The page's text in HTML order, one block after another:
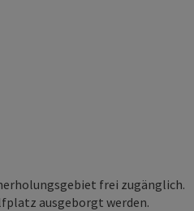
frei zugänglich.
ausgeborgt werden.